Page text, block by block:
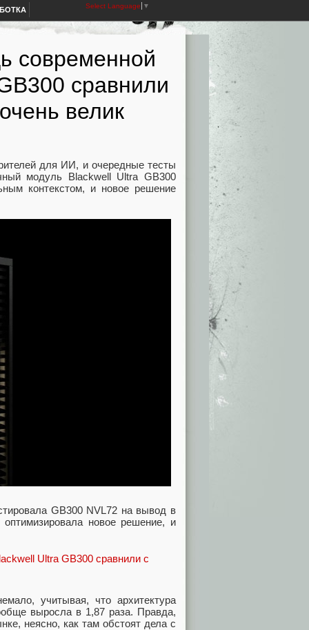
Select Language ▼
современной
сравнили
велик
для ИИ, и очередные тесты
модуль Blackwell Ultra GB300
контекстом, и новое решение
GB300 NVL72 на вывод в
оптимизировала новое решение, и
учитывая, что архитектура
выросла в 1,87 раза. Правда,
неясно, как там обстоят дела с